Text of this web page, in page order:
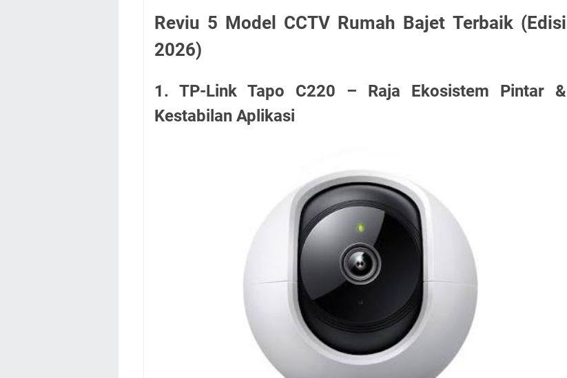
Reviu 5 Model CCTV Rumah Bajet Terbaik (Edisi
2026)
1. TP-Link Tapo C220 – Raja Ekosistem Pintar &
Kestabilan Aplikasi